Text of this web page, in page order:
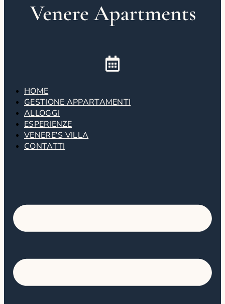
HOME
GESTIONE APPARTAMENTI
ALLOGGI
ESPERIENZE
VENERE’S VILLA
CONTATTI